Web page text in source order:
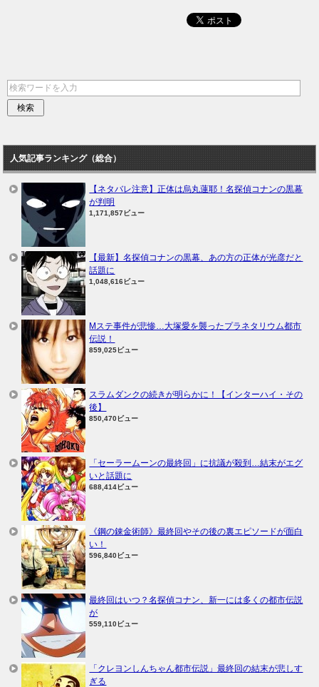
人気記事ランキング（総合）
【ネタバレ注意】正体は烏丸蓮耶！名探偵コナンの黒幕
が判明
1,171,857ビュー
【最新】名探偵コナンの黒幕、あの方の正体が光彦だと
話題に
1,048,616ビュー
Mステ事件が悲惨…大塚愛を襲ったプラネタリウム都市
伝説！
859,025ビュー
スラムダンクの続きが明らかに！【インターハイ・その
後】
850,470ビュー
「セーラームーンの最終回」に抗議が殺到…結末がエグ
いと話題に
688,414ビュー
《鋼の錬金術師》最終回やその後の裏エピソードが面白
い！
596,840ビュー
最終回はいつ？名探偵コナン、新一には多くの都市伝説
が
559,110ビュー
「クレヨンしんちゃん都市伝説」最終回の結末が悲しす
ぎる